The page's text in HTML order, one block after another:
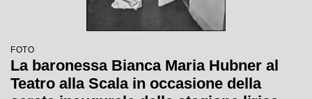
FOTO
La baronessa Bianca Maria Hubner al
Teatro alla Scala in occasione della